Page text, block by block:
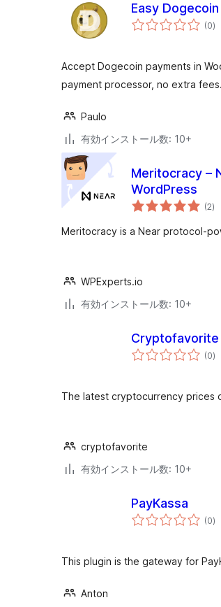
Easy
(0個
の)
Accept Dogecoin payments in
payment processor, no extra fees.
Paulo
有効インストール数: 10+
Meritocracy –
WordPress
(2個
の
価
)
Meritocracy is a Near protocol-
WPExperts.io
有効インストール数: 10+
(0個
の)
The latest cryptocurrency prices
cryptofavorite
有効インストール数: 10+
PayKassa
(0個
の)
This plugin is the gateway for
Anton